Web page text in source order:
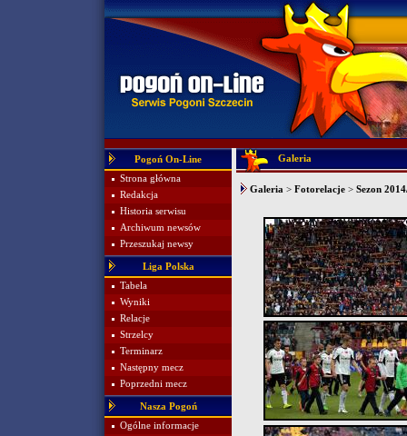
Pogoń On-Line
Strona główna
Redakcja
Historia serwisu
Archiwum newsów
Przeszukaj newsy
Liga Polska
Tabela
Wyniki
Relacje
Strzelcy
Terminarz
Następny mecz
Poprzedni mecz
Nasza Pogoń
Ogólne informacje
Galeria
Galeria > Fotorelacje > Sezon